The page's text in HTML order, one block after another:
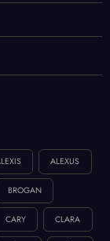
ALEXUS
BROGAN
CARY CLARA